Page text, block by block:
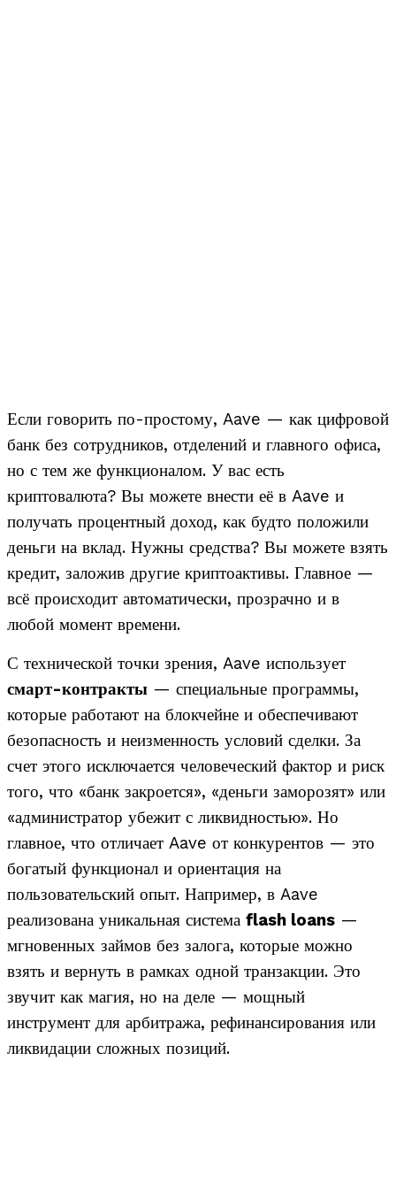
Если говорить по-простому, Aave — как цифровой
банк без сотрудников, отделений и главного офиса,
но с тем же функционалом. У вас есть
криптовалюта? Вы можете внести её в Aave и
получать процентный доход, как будто положили
деньги на вклад. Нужны средства? Вы можете взять
кредит, заложив другие криптоактивы. Главное —
всё происходит автоматически, прозрачно и в
любой момент времени.
С технической точки зрения, Aave использует
смарт-контракты — специальные программы,
которые работают на блокчейне и обеспечивают
безопасность и неизменность условий сделки. За
счет этого исключается человеческий фактор и риск
того, что «банк закроется», «деньги заморозят» или
«администратор убежит с ликвидностью». Но
главное, что отличает Aave от конкурентов — это
богатый функционал и ориентация на
пользовательский опыт. Например, в Aave
реализована уникальная система flash loans —
мгновенных займов без залога, которые можно
взять и вернуть в рамках одной транзакции. Это
звучит как магия, но на деле — мощный
инструмент для арбитража, рефинансирования или
ликвидации сложных позиций.